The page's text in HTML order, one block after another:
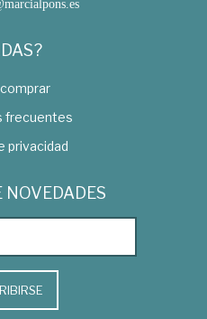
frecuentes
privacidad
NOVEDADES